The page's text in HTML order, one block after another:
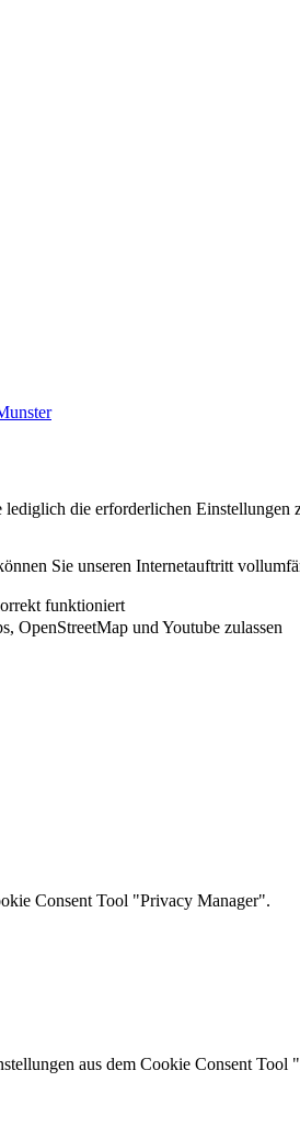
die erforderlichen
Sie unseren Internetauftritt
funktioniert
OpenStreetMap und Youtube zulassen
Consent Tool "Privacy Manager".
aus dem Cookie Consent Tool